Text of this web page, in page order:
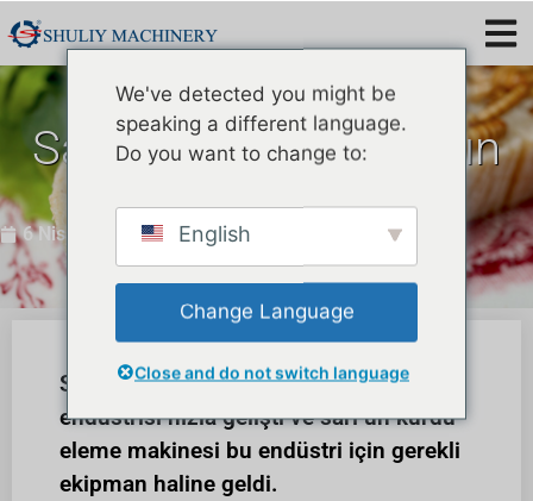
Sarı un kurdu ayırıcının
performansı nasıl?
6 Nisan 2023
Son yıllarda sarı un kurdu yetiştirme
endüstrisi hızla gelişti ve sarı un kurdu
eleme makinesi bu endüstri için gerekli
ekipman haline geldi.
We've detected you might be
speaking a different language.
Do you want to change to:
English
Change Language
Close and do not switch language